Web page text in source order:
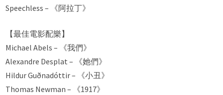
Speechless – 《阿拉丁》
【最佳電影配樂】
Michael Abels – 《我們》
Alexandre Desplat – 《她們》
Hildur Guðnadóttir – 《小丑》
Thomas Newman – 《1917》